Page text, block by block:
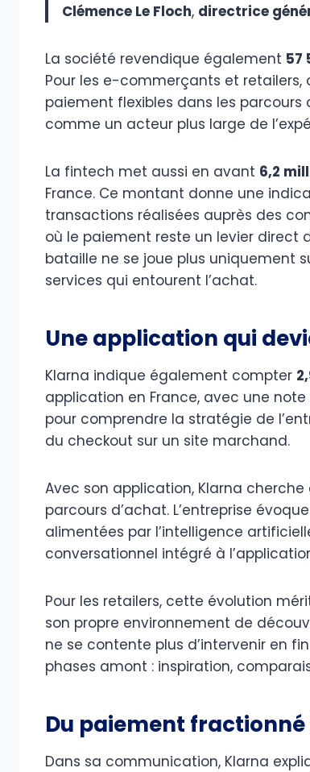
Clémence Le Floch, directrice
La société revendique également 57
Pour les e-commerçants et retailers,
paiement flexibles dans les parcours
comme un acteur plus large de
La fintech met aussi en avant 6,2
France. Ce montant donne une
transactions réalisées auprès des
où le paiement reste un levier direct
bataille ne se joue plus uniquement
services qui entourent l’achat.
Une application qui
Klarna indique également compter
application en France, avec une note
pour comprendre la stratégie de
du checkout sur un site marchand.
Avec son application, Klarna
parcours d’achat. L’entreprise
alimentées par l’intelligence
conversationnel intégré à
Pour les retailers, cette évolution
son propre environnement de
ne se contente plus d’intervenir en
phases amont : inspiration,
Du paiement
Dans sa communication, Klarna